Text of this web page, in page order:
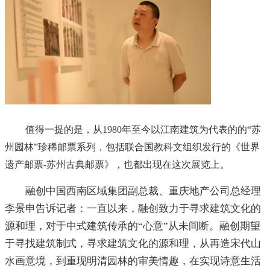
值得一提的是，从1980年至今以江南建筑为代表的的“苏
州园林”珍稀邮票系列，包括联合国教科文组织发行的《世界
遗产邮票-苏州古典邮票》，也都出现在这次展览上。
融创中国西南区域集团副总裁、重庆地产公司总经理
李景申告诉记者：一直以来，融创致力于寻求建筑文化的
源和理，对于中式建筑传承的“心意”从未间断。融创期望
于寻找建筑制式，寻求建筑文化的源和理，从再造宋代山
水画意境，到重现明清园林的审美情趣，在实现诗意生活